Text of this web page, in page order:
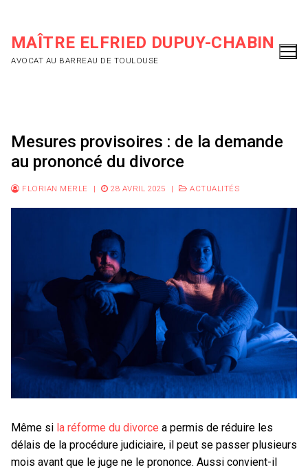
contenu
MAÎTRE ELFRIED DUPUY-CHABIN
AVOCAT AU BARREAU DE TOULOUSE
Mesures provisoires : de la demande
au prononcé du divorce
FLORIAN MERLE | 28 AVRIL 2025 | ACTUALITÉS
Même si la réforme du divorce a permis de réduire les
délais de la procédure judiciaire, il peut se passer plusieurs
mois avant que le juge ne le prononce. Aussi convient-il